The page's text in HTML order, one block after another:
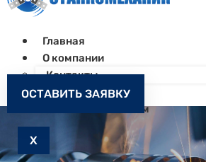
Главная
О компании
Контакты
Как заказать
Запчасти к станкам
X
ОСТАВИТЬ ЗАЯВКУ